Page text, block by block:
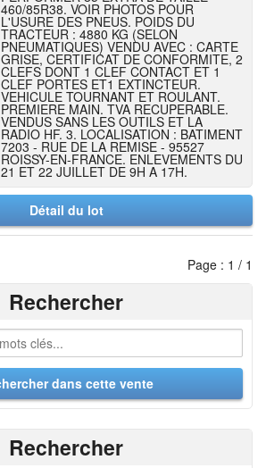
460/85R38. VOIR PHOTOS POUR
L'USURE DES PNEUS. POIDS DU
TRACTEUR : 4880 KG (SELON
PNEUMATIQUES) VENDU AVEC : CARTE
GRISE, CERTIFICAT DE CONFORMITE, 2
CLEFS DONT 1 CLEF CONTACT ET 1
CLEF PORTES ET1 EXTINCTEUR.
VEHICULE TOURNANT ET ROULANT.
PREMIERE MAIN. TVA RECUPERABLE.
VENDUS SANS LES OUTILS ET LA
RADIO HF. 3. LOCALISATION : BATIMENT
7203 - RUE DE LA REMISE - 95527
ROISSY-EN-FRANCE. ENLEVEMENTS DU
21 ET 22 JUILLET DE 9H A 17H.
Détail du lot
Page : 1 / 1
Rechercher
Rechercher